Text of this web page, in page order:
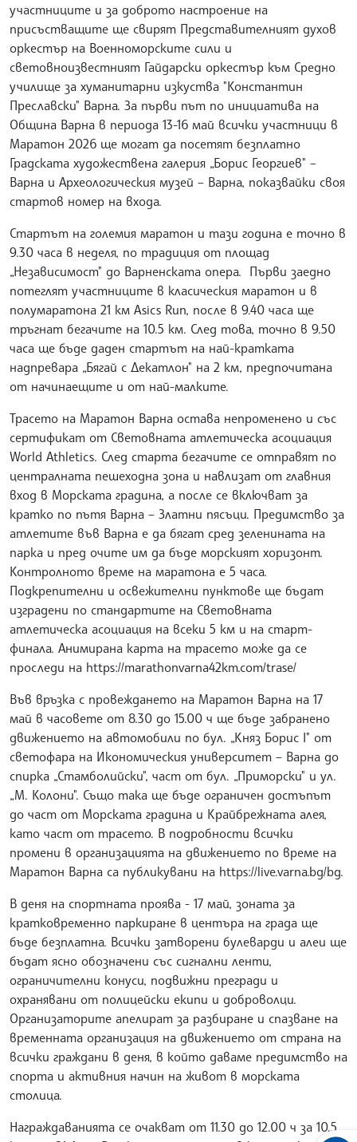
участниците и за доброто настроение на
присъстващите ще свирят Представителният духов
оркестър на Военноморските сили и
световноизвестният Гайдарски оркестър към Средно
училище за хуманитарни изкуства "Константин
Преславски" Варна. За първи път по инициатива на
Община Варна в периода 13-16 май всички участници в
Маратон 2026 ще могат да посетят безплатно
Градската художествена галерия „Борис Георгиев" –
Варна и Археологическия музей – Варна, показвайки своя
стартов номер на входа.
Стартът на големия маратон и тази година е точно в
9.30 часа в неделя, по традиция от площад
„Независимост" до Варненската опера. Първи заедно
потеглят участниците в класическия маратон и в
полумаратона 21 км Asics Run, после в 9.40 часа ще
тръгнат бегачите на 10.5 км. След това, точно в 9.50
часа ще бъде даден стартът на най-кратката
надпревара „Бягай с Декатлон" на 2 км, предпочитана
от начинаещите и от най-малките.
Трасето на Маратон Варна остава непроменено и със
сертификат от Световната атлетическа асоциация
World Athletics. След старта бегачите се отправят по
централната пешеходна зона и навлизат от главния
вход в Морската градина, а после се включват за
кратко по пътя Варна – Златни пясъци. Предимство за
атлетите във Варна е да бягат сред зеленината на
парка и пред очите им да бъде морският хоризонт.
Контролното време на маратона е 5 часа.
Подкрепителни и освежителни пунктове ще бъдат
изградени по стандартите на Световната
атлетическа асоциация на всеки 5 км и на старт-
финала. Анимирана карта на трасето може да се
проследи на https://marathonvarna42km.com/trase/
Във връзка с провеждането на Маратон Варна на 17
май в часовете от 8.30 до 15.00 ч ще бъде забранено
движението на автомобили по бул. „Княз Борис I" от
светофара на Икономическия университет – Варна до
спирка „Стамболийски", част от бул. „Приморски" и ул.
„М. Колони". Също така ще бъде ограничен достъпът
до част от Морската градина и Крайбрежната алея,
като част от трасето. В подробности всички
промени в организацията на движението по време на
Маратон Варна са публикувани на https://live.varna.bg/bg.
В деня на спортната проява - 17 май, зоната за
кратковременно паркиране в центъра на града ще
бъде безплатна. Всички затворени булеварди и алеи ще
бъдат ясно обозначени със сигнални ленти,
ограничителни конуси, подвижни прегради и
охранявани от полицейски екипи и доброволци.
Организаторите апелират за разбиране и спазване на
временната организация на движението от страна на
всички граждани в деня, в който даваме предимство на
спорта и активния начин на живот в морската
столица.
Награждаванията се очакват от 11.30 до 12.00 ч за 10.5